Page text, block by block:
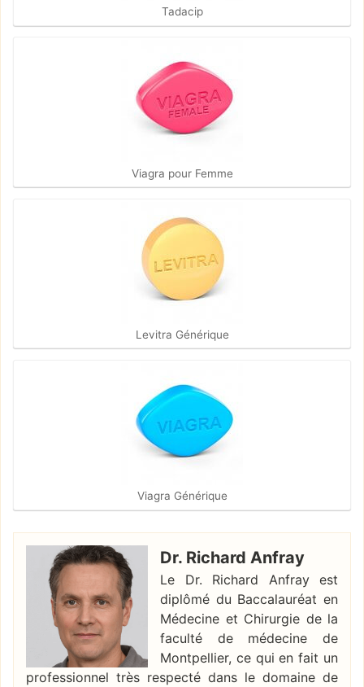
Tadacip
Viagra pour Femme
Levitra Générique
Viagra Générique
Dr. Richard Anfray
Le Dr. Richard Anfray est
diplômé du Baccalauréat en
Médecine et Chirurgie de la
faculté de médecine de
Montpellier, ce qui en fait un
professionnel très respecté dans le domaine de